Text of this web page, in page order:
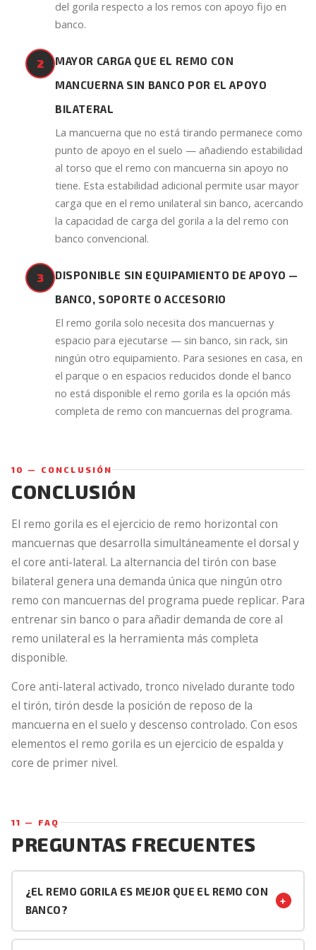
del gorila respecto a los remos con apoyo fijo en
banco.
2
MAYOR CARGA QUE EL REMO CON
MANCUERNA SIN BANCO POR EL APOYO
BILATERAL
La mancuerna que no está tirando permanece como
punto de apoyo en el suelo — añadiendo estabilidad
al torso que el remo con mancuerna sin apoyo no
tiene. Esta estabilidad adicional permite usar mayor
carga que en el remo unilateral sin banco, acercando
la capacidad de carga del gorila a la del remo con
banco convencional.
3
DISPONIBLE SIN EQUIPAMIENTO DE APOYO —
BANCO, SOPORTE O ACCESORIO
El remo gorila solo necesita dos mancuernas y
espacio para ejecutarse — sin banco, sin rack, sin
ningún otro equipamiento. Para sesiones en casa, en
el parque o en espacios reducidos donde el banco
no está disponible el remo gorila es la opción más
completa de remo con mancuernas del programa.
10 — CONCLUSIÓN
CONCLUSIÓN
El remo gorila es el ejercicio de remo horizontal con
mancuernas que desarrolla simultáneamente el dorsal y
el core anti-lateral. La alternancia del tirón con base
bilateral genera una demanda única que ningún otro
remo con mancuernas del programa puede replicar. Para
entrenar sin banco o para añadir demanda de core al
remo unilateral es la herramienta más completa
disponible.
Core anti-lateral activado, tronco nivelado durante todo
el tirón, tirón desde la posición de reposo de la
mancuerna en el suelo y descenso controlado. Con esos
elementos el remo gorila es un ejercicio de espalda y
core de primer nivel.
11 — FAQ
PREGUNTAS FRECUENTES
¿EL REMO GORILA ES MEJOR QUE EL REMO CON
BANCO?
+
Son herramientas diferentes. El remo con banco ofrece